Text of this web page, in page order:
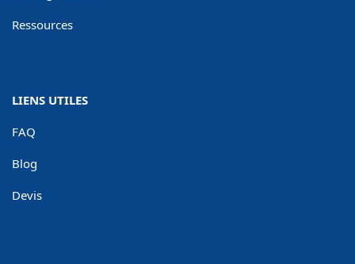
Ressources
LIENS UTILES
FAQ
Blog
Devis